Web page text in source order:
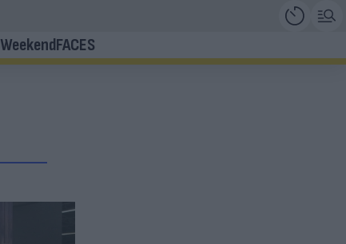
WeekendFACES